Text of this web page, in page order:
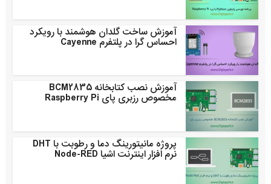
آموزش ساخت گلدان هوشمند با رویکرد
احساس گرا در پلتفرم Cayenne
آموزش نصب کتابخانه BCM2835
مخصوص رزبری پای Raspberry Pi
پروژه مانیتورینگ دما و رطوبت با DHT
نرم افزار اینترنت اشیا Node-RED